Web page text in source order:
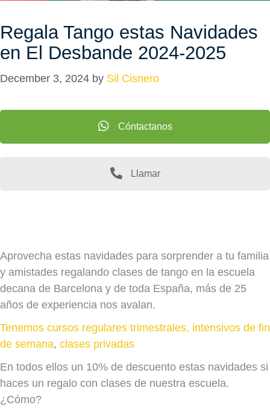
Regala Tango estas Navidades
en El Desbande 2024-2025
December 3, 2024 by Sil Cisnero
Cóntactanos
Llamar
Aprovecha estas navidades para sorprender a tu familia
y amistades regalando clases de tango en la escuela
decana de Barcelona y de toda España, más de 25
años de experiencia nos avalan.
Tenemos cursos regulares trimestrales, intensivos de fin
de semana, clases privadas
En todos ellos un 10% de descuento estas navidades si
haces un regalo con clases de nuestra escuela.
¿Cómo?